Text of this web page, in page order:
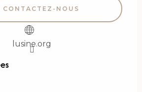
CONTACTEZ-NOUS
lusine.org